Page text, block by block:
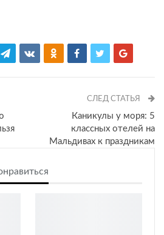
СЛЕД СТАТЬЯ
Каникулы у моря: 5
классных отелей на
Мальдивах к праздникам